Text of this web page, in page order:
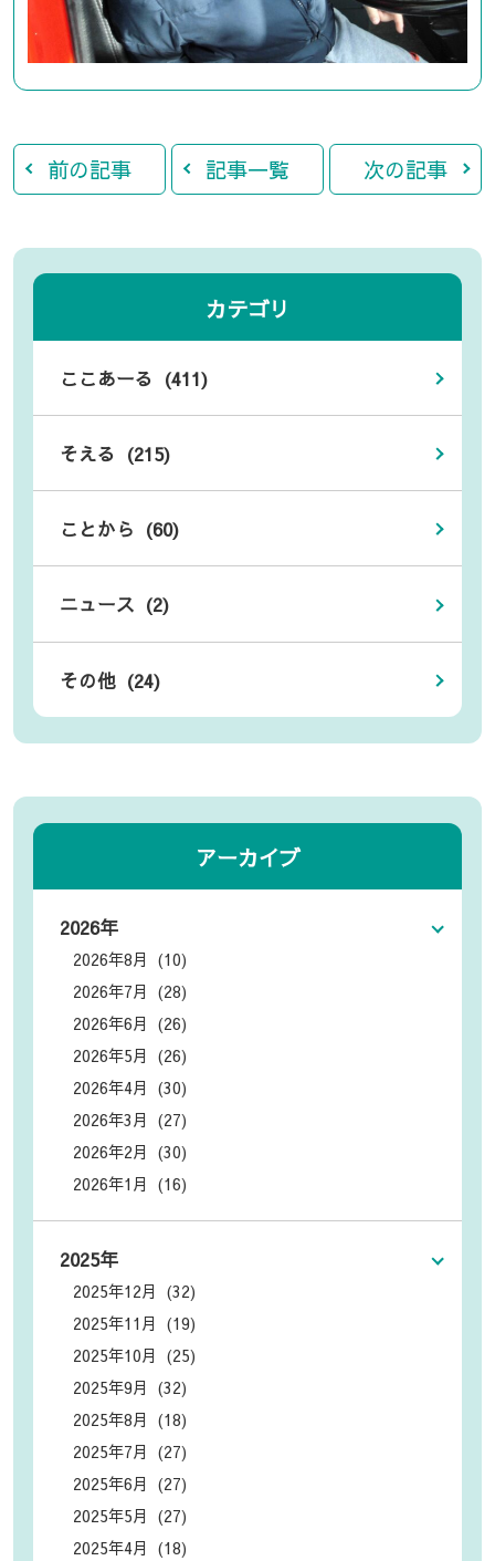
前の記事 記事一覧 次の記事
カテゴリ
ここあーる (411)
そえる (215)
ことから (60)
ニュース (2)
その他 (24)
アーカイブ
2026年
2026年8月 (10)
2026年7月 (28)
2026年6月 (26)
2026年5月 (26)
2026年4月 (30)
2026年3月 (27)
2026年2月 (30)
2026年1月 (16)
2025年
2025年12月 (32)
2025年11月 (19)
2025年10月 (25)
2025年9月 (32)
2025年8月 (18)
2025年7月 (27)
2025年6月 (27)
2025年5月 (27)
2025年4月 (18)